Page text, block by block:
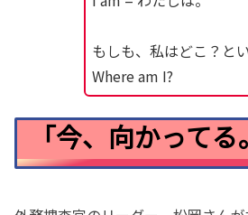
もしも、私はどこ？と
Where am I?
「今、向かってる